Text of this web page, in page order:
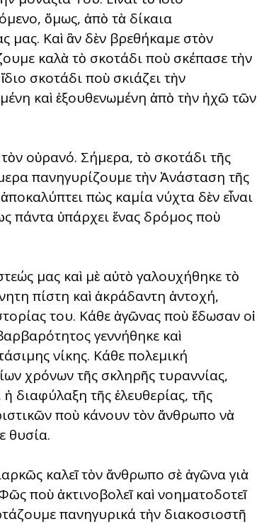
ὅμως, ἀπὸ τὰ δίκαια
μας. Καὶ ἂν δὲν βρεθήκαμε στὸν
καλὰ τὸ σκοτάδι ποὺ σκέπασε τὴν
σκοτάδι ποὺ σκιάζει τὴν
καὶ ἐξουθενωμένη ἀπὸ τὴν ἠχῶ τῶν
οὐρανό. Σήμερα, τὸ σκοτάδι τῆς
πανηγυρίζουμε τὴν Ἀνάσταση τῆς
πὼς καμία νύχτα δὲν εἶναι
πάντα ὑπάρχει ἕνας δρόμος ποὺ
μας καὶ μὲ αὐτὸ γαλουχήθηκε τὸ
πίστη καὶ ἀκράδαντη ἀντοχή,
του. Κάθε ἀγῶνας ποὺ ἔδωσαν οἱ
γεννήθηκε καὶ
νίκης. Κάθε πολεμική
χρόνων τῆς σκληρῆς τυραννίας,
διαφύλαξη τῆς ἐλευθερίας, τῆς
ποὺ κάνουν τὸν ἄνθρωπο νὰ
θυσία.
καλεῖ τὸν ἄνθρωπο σὲ ἀγῶνα γιὰ
ποὺ ἀκτινοβολεῖ καὶ νοηματοδοτεῖ
πανηγυρικά τὴν διακοσιοστῆ